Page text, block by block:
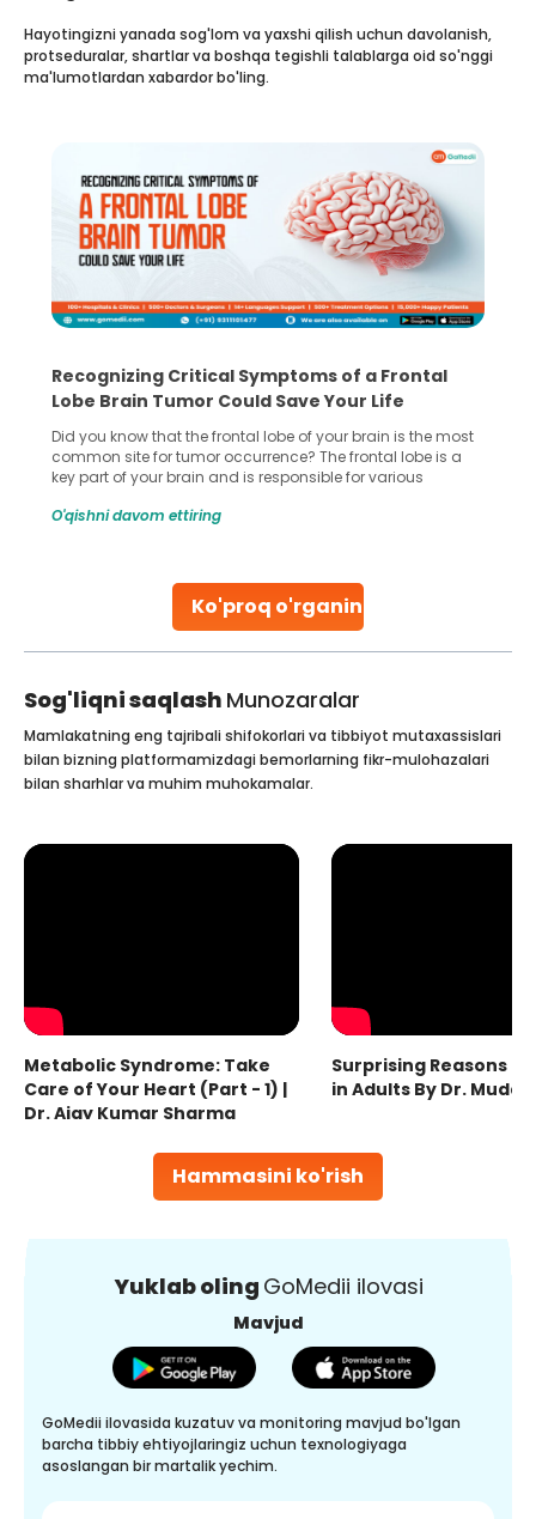
Ko'proq o'rganing
Hayotingizni yanada sog'lom va yaxshi qilish uchun davolanish,
protseduralar, shartlar va boshqa tegishli talablarga oid so'nggi
ma'lumotlardan xabardor bo'ling.
What You Need to Know Before Taking the
Step Towards IVF Without Husband’s Consent
In vitro fertilization (IVF) is a great option for the treatment
for infertility and widely known across the globe. It allows
many couples to start a family when natural conception
husband consent as he doesn’t support the idea then this
O'qishni davom ettiring
Sog'liqni saqlash Munozaralar
Hammasini ko'rish
Mamlakatning eng tajribali shifokorlari va tibbiyot mutaxassislari
bilan bizning platformamizdagi bemorlarning fikr-mulohazalari
bilan sharhlar va muhim muhokamalar.
Metabolic Syndrome: Take
Care of Your Heart (Part - 1) |
Dr. Ajay Kumar Sharma
Surprising Reasons
in Adults By Dr.
Yuklab oling GoMedii ilovasi
Mavjud
GoMedii ilovasida kuzatuv va monitoring mavjud bo'lgan
barcha tibbiy ehtiyojlaringiz uchun texnologiyaga
asoslangan bir martalik yechim.